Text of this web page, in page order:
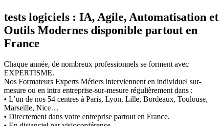
tests logiciels : IA, Agile, Automatisation et
Outils Modernes disponible partout en
France
Chaque année, de nombreux professionnels se forment avec
EXPERTISME.
Nos Formateurs Experts Métiers interviennent en individuel sur-
mesure ou en intra entreprise-sur-mesure régulièrement dans :
• L’un de nos 54 centres à Paris, Lyon, Lille, Bordeaux, Toulouse,
Marseille, Nice…
• Directement dans votre entreprise partout en France.